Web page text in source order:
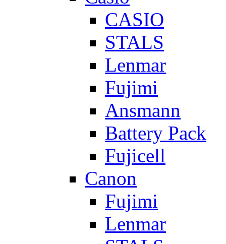
CASIO
STALS
Lenmar
Fujimi
Ansmann
Battery Pack
Fujicell
Canon
Fujimi
Lenmar